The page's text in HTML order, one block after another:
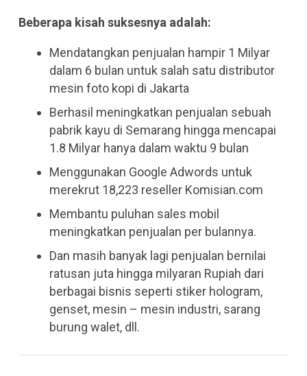
Beberapa kisah suksesnya adalah:
Mendatangkan penjualan hampir 1 Milyar
dalam 6 bulan untuk salah satu distributor
mesin foto kopi di Jakarta
Berhasil meningkatkan penjualan sebuah
pabrik kayu di Semarang hingga mencapai
1.8 Milyar hanya dalam waktu 9 bulan
Menggunakan Google Adwords untuk
merekrut 18,223 reseller Komisian.com
Membantu puluhan sales mobil
meningkatkan penjualan per bulannya.
Dan masih banyak lagi penjualan bernilai
ratusan juta hingga milyaran Rupiah dari
berbagai bisnis seperti stiker hologram,
genset, mesin – mesin industri, sarang
burung walet, dll.